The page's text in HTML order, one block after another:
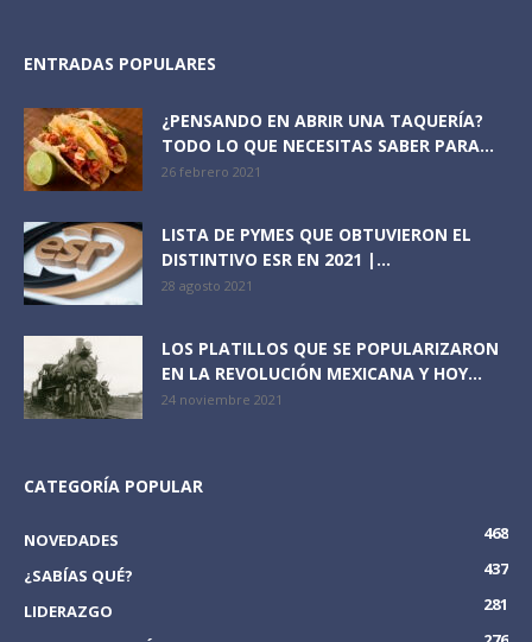
ENTRADAS POPULARES
¿PENSANDO EN ABRIR UNA TAQUERÍA?
TODO LO QUE NECESITAS SABER PARA...
26 febrero 2021
LISTA DE PYMES QUE OBTUVIERON EL
DISTINTIVO ESR EN 2021 |...
28 agosto 2021
LOS PLATILLOS QUE SE POPULARIZARON
EN LA REVOLUCIÓN MEXICANA Y HOY...
24 noviembre 2021
CATEGORÍA POPULAR
NOVEDADES
468
¿SABÍAS QUÉ?
437
LIDERAZGO
281